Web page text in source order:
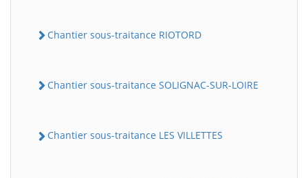
Chantier sous-traitance RIOTORD
Chantier sous-traitance SOLIGNAC-SUR-LOIRE
Chantier sous-traitance LES VILLETTES